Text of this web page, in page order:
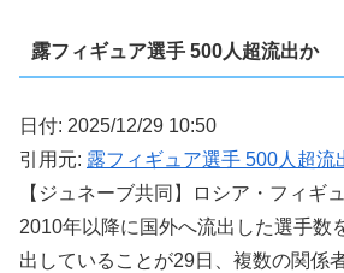
露フィギュア選手 500人超流出か
日付: 2025/12/29 10:50
引用元: 露フィギュア選手 500人超流
【ジュネーブ共同】ロシア・フィギ
2010年以降に国外へ流出した選手数
出していることが29日、複数の関係